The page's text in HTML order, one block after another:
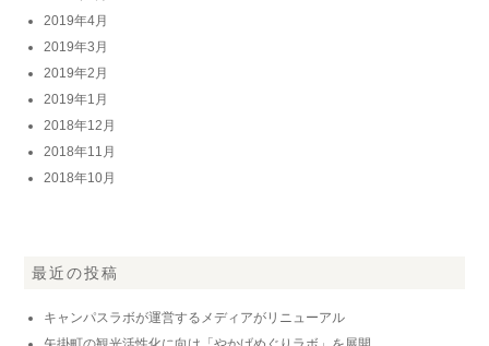
2019年4月
2019年3月
2019年2月
2019年1月
2018年12月
2018年11月
2018年10月
最近の投稿
キャンパスラボが運営するメディアがリニューアル